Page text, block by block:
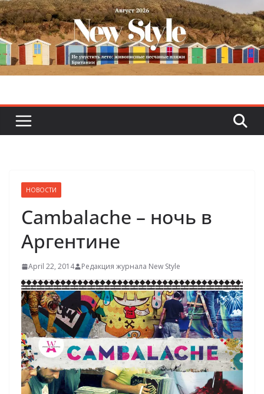
Skip
to
content
НОВОСТИ
Cambalache – ночь в
Аргентине
April 22, 2014 Редакция журнала New Style